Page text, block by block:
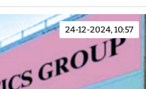
24-12-2024, 10:57